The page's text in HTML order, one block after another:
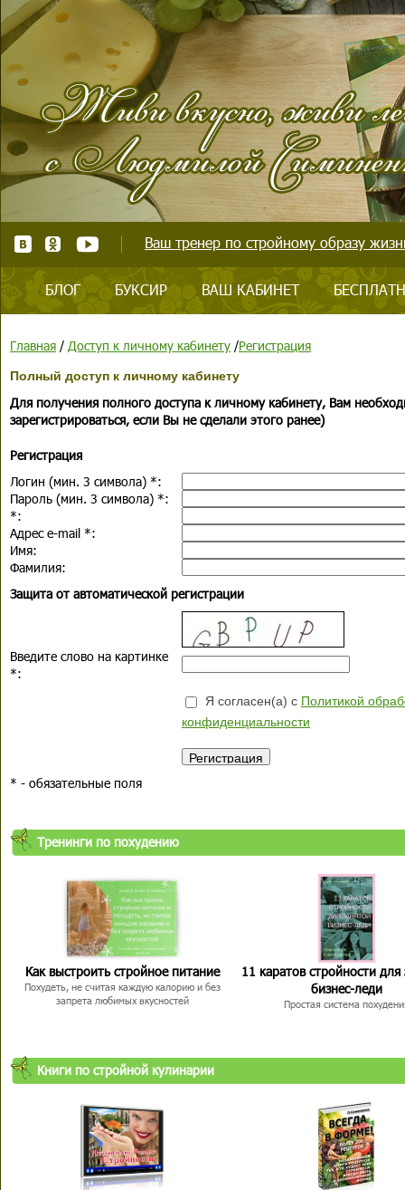
Ваш тренер по стройному образу
БЛОГ БУКСИР ВАШ КАБИНЕТ
Главная / Доступ к личному кабинету /Регистрация
Полный доступ к личному кабинету
Для получения полного доступа к личному кабинету, Вам
зарегистрироваться, если Вы не сделали этого ранее)
Регистрация
Логин (мин. 3 символа) *:
Пароль (мин. 3 символа) *:
*:
Адрес e-mail *:
Имя:
Фамилия:
Защита от автоматической регистрации
Введите слово на картинке
*:
Я согласен(а) с Политикой
конфиденциальности
* - обязательные поля
Тренинги по похудению
Как выстроить стройное питание
Похудеть, не считая каждую калорию и без
запрета любимых вкусностей
11 каратов стройности для
бизнес-леди
Простая система
Книги по стройной кулинарии